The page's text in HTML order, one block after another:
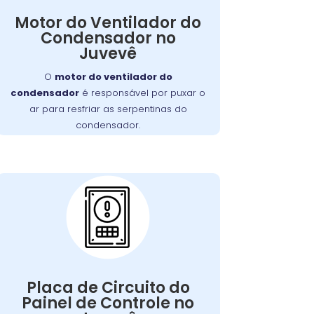
Motor do Ventilador do
Condensador no
Juvevê
O motor do ventilador do
condensador é responsável por puxar o
ar para resfriar as serpentinas do
condensador.
podem superaquecer,
comprometendo
a eficiência do resfriamento da
geladeira
. Nossa equipe está
capacitada para diagnosticar e reparar
este problema de forma rápida e
eficiente.
Placa de Circuito do
Painel de Controle no
Problemas com a
Placa de Circuito do
Painel de Controle:
capacidade do aparelho
de manter a
temperatura ideal.
Nossa equipe está